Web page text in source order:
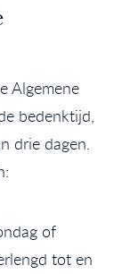
Algemene
bedenktijd,
drie dagen.
of
tot en